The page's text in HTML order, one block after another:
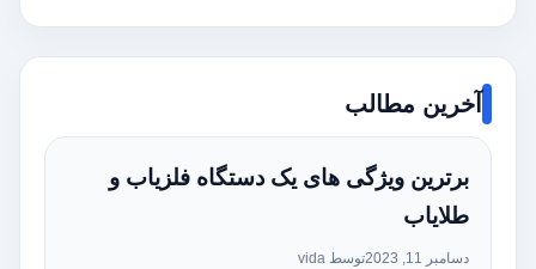
آخرین مطالب
برترین ویژگی های یک دستگاه فلزیاب و
طلایاب
دسامبر 11, 2023 توسط vida